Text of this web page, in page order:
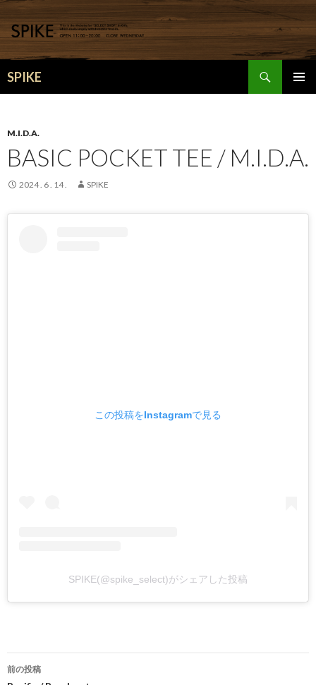
SPIKE
索
ン
ツ
へ
移
M.I.D.A.
BASIC POCKET TEE / M.I.D.A.
2024 . 6 . 14 . SPIKE
この投稿をInstagramで見る
SPIKE(@spike_select)がシェアした投稿
前の投稿